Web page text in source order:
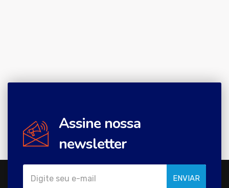
Assine nossa
newsletter
ENVIAR